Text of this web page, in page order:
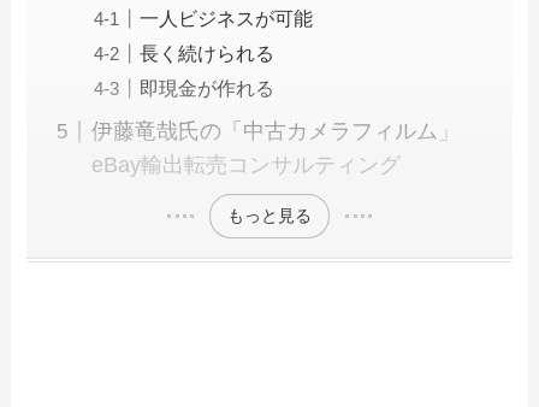
一人ビジネスが可能
長く続けられる
即現金が作れる
伊藤竜哉氏の「中古カメラフィルム」
eBay輸出転売コンサルティング
もっと見る